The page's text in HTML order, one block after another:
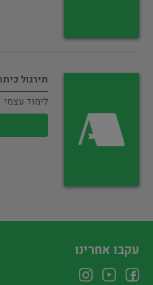
תירגול
לימוד עצמי
עקבו אחרינו